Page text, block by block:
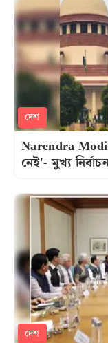
দেশ
Narendra Modi |
নেই'- মুখ্য
দেশ